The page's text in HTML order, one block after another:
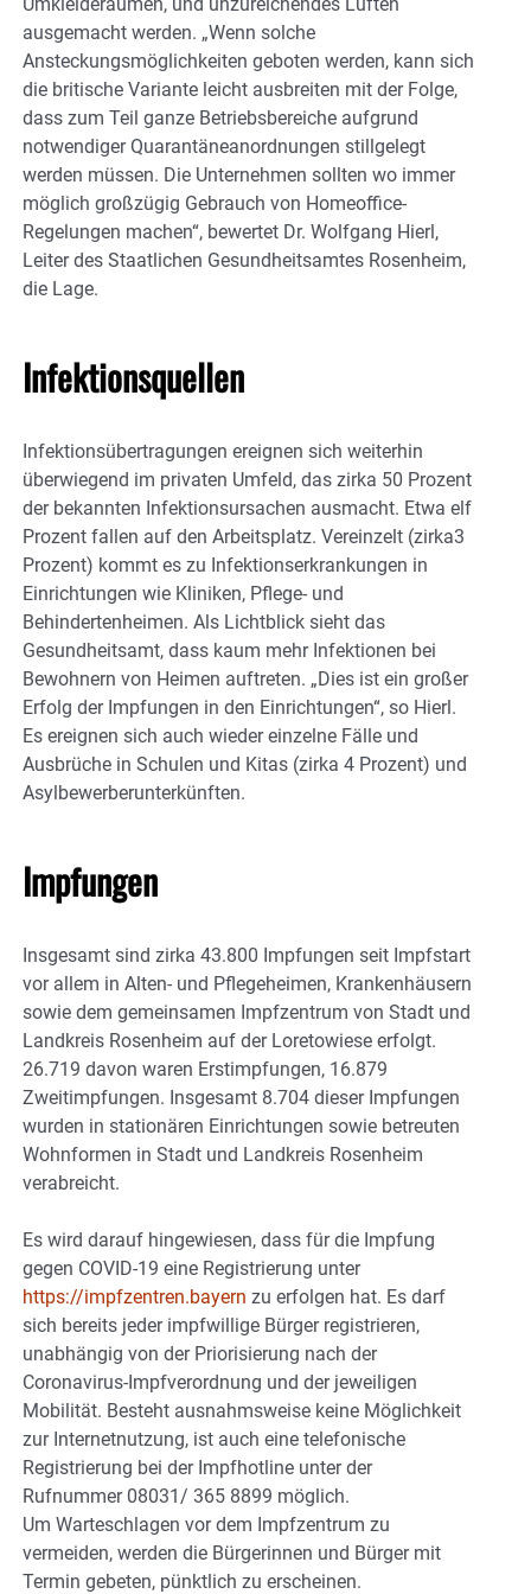
ausgemacht werden. „Wenn solche
Ansteckungsmöglichkeiten geboten werden, kann sich
die britische Variante leicht ausbreiten mit der Folge,
dass zum Teil ganze Betriebsbereiche aufgrund
notwendiger Quarantäneanordnungen stillgelegt
werden müssen. Die Unternehmen sollten wo immer
möglich großzügig Gebrauch von Homeoffice-
Regelungen machen“, bewertet Dr. Wolfgang Hierl,
Leiter des Staatlichen Gesundheitsamtes Rosenheim,
die Lage.
Infektionsquellen
Infektionsübertragungen ereignen sich weiterhin
überwiegend im privaten Umfeld, das zirka 50 Prozent
der bekannten Infektionsursachen ausmacht. Etwa elf
Prozent fallen auf den Arbeitsplatz. Vereinzelt (zirka3
Prozent) kommt es zu Infektionserkrankungen in
Einrichtungen wie Kliniken, Pflege- und
Behindertenheimen. Als Lichtblick sieht das
Gesundheitsamt, dass kaum mehr Infektionen bei
Bewohnern von Heimen auftreten. „Dies ist ein großer
Erfolg der Impfungen in den Einrichtungen“, so Hierl.
Es ereignen sich auch wieder einzelne Fälle und
Ausbrüche in Schulen und Kitas (zirka 4 Prozent) und
Asylbewerberunterkünften.
Impfungen
Insgesamt sind zirka 43.800 Impfungen seit Impfstart
vor allem in Alten- und Pflegeheimen, Krankenhäusern
sowie dem gemeinsamen Impfzentrum von Stadt und
Landkreis Rosenheim auf der Loretowiese erfolgt.
26.719 davon waren Erstimpfungen, 16.879
Zweitimpfungen. Insgesamt 8.704 dieser Impfungen
wurden in stationären Einrichtungen sowie betreuten
Wohnformen in Stadt und Landkreis Rosenheim
verabreicht.
Es wird darauf hingewiesen, dass für die Impfung
gegen COVID-19 eine Registrierung unter
https://impfzentren.bayern zu erfolgen hat. Es darf
sich bereits jeder impfwillige Bürger registrieren,
unabhängig von der Priorisierung nach der
Coronavirus-Impfverordnung und der jeweiligen
Mobilität. Besteht ausnahmsweise keine Möglichkeit
zur Internetnutzung, ist auch eine telefonische
Registrierung bei der Impfhotline unter der
Rufnummer 08031/ 365 8899 möglich.
Um Warteschlagen vor dem Impfzentrum zu
vermeiden, werden die Bürgerinnen und Bürger mit
Termin gebeten, pünktlich zu erscheinen.